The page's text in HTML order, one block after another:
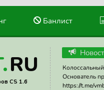
Банлист
RU
CS 1.6
Основатель
https://t.me/